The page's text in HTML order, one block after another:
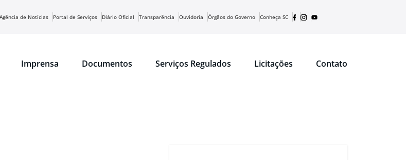
Agência de Notícias Portal de Serviços Diário Oficial Transparência Ouvidoria Órgãos do Governo Conheça SC
Imprensa Documentos Serviços Regulados Licitações Contato